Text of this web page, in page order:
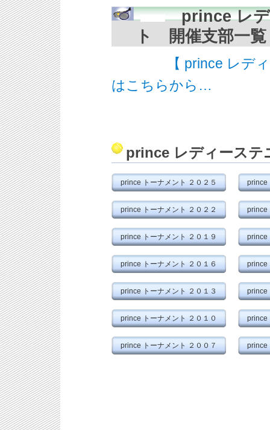
prince レデ
ト 開催支部一覧
【 prince レデ
はこちらから…
prince レディース
prince トーナメント ２０２５ prince
prince トーナメント ２０２２ prince
prince トーナメント ２０１９ prince
prince トーナメント ２０１６ prince
prince トーナメント ２０１３ prince
prince トーナメント ２０１０ prince
prince トーナメント ２００７ prince